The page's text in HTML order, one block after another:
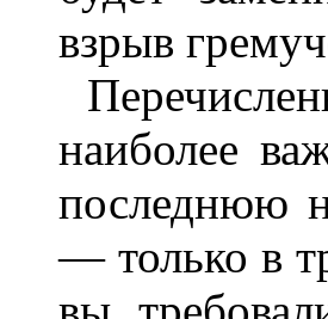
взрыв
наиболее
последнюю
— только в